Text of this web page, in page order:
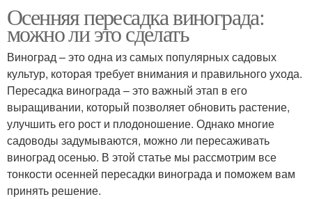
Осенняя пересадка винограда:
можно ли это сделать
Виноград – это одна из самых популярных садовых
культур, которая требует внимания и правильного ухода.
Пересадка винограда – это важный этап в его
выращивании, который позволяет обновить растение,
улучшить его рост и плодоношение. Однако многие
садоводы задумываются, можно ли пересаживать
виноград осенью. В этой статье мы рассмотрим все
тонкости осенней пересадки винограда и поможем вам
принять решение.